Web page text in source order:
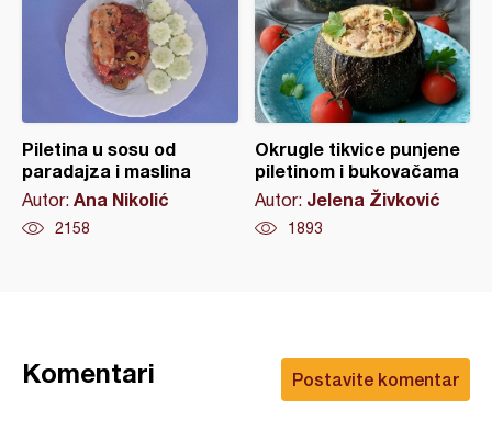
Piletina u sosu od
paradajza i maslina
Autor: Ana Nikolić
2158
Okrugle tikvice punjene
piletinom i bukovačama
Autor: Jelena Živković
1893
Postavite komentar
Komentari